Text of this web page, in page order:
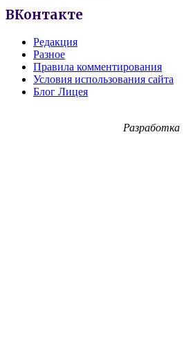
ВКонтакте
Редакция
Разное
Правила комментирования
Условия использования сайта
Блог Лицея
Разработка